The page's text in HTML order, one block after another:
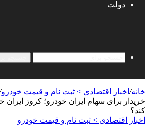
دولت
خانه/ اخبار اقتصادی > ثبت نام و قیمت خودرو/
خریدار برای سهام ایران خودرو؛ کروز
کند؟
اخبار اقتصادی > ثبت نام و قیمت خودرو